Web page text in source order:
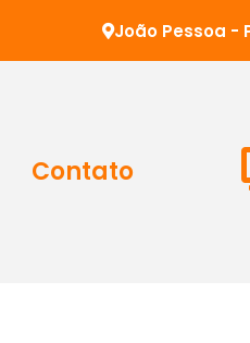
João Pessoa -
Contato